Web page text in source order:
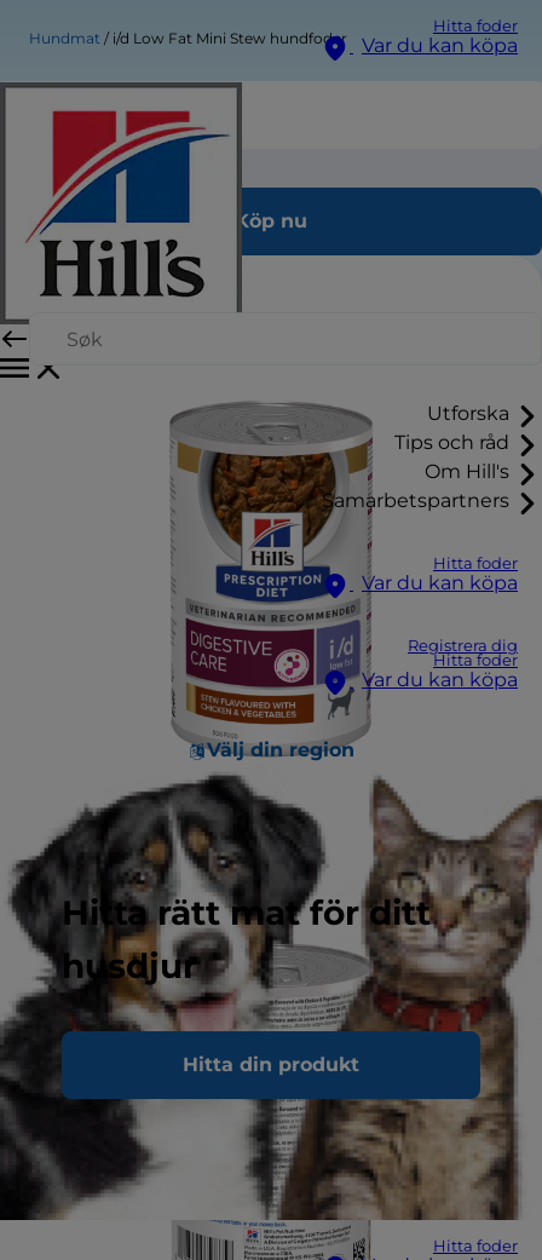
Hitta foder
Var du kan köpa
Utforska
Tips och råd
Om Hill's
Samarbetspartners
Hitta foder
Var du kan köpa
Registrera dig
Hitta foder
Var du kan köpa
Välj din region
Hitta rätt mat för ditt
husdjur
Hitta din produkt
Hitta foder
Hundmat i/d Low Fat Mini Stew hundfoder
i/d Low Fat Mini Stew hundfoder
Köp nu